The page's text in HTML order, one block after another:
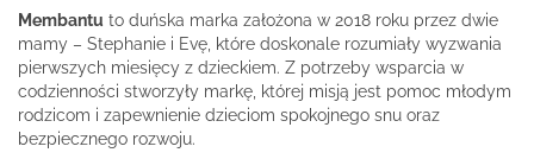
Membantu to duńska marka założona w 2018 roku przez dwie
mamy – Stephanie i Evę, które doskonale rozumiały wyzwania
pierwszych miesięcy z dzieckiem. Z potrzeby wsparcia w
codzienności stworzyły markę, której misją jest pomoc młodym
rodzicom i zapewnienie dzieciom spokojnego snu oraz
bezpiecznego rozwoju.